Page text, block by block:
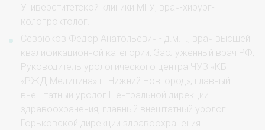
Универститетской клиники МГУ, врач-хирург-
колопроктолог.
Севрюков Федор Анатольевич - д.м.н., врач высшей
квалификационной категории, Заслуженный врач РФ,
Руководитель урологического центра ЧУЗ «КБ
«РЖД-Медицина» г. Нижний Новгород», главный
внештатный уролог Центральной дирекции
здравоохранения, главный внештатный уролог
Горьковской дирекции здравоохранения